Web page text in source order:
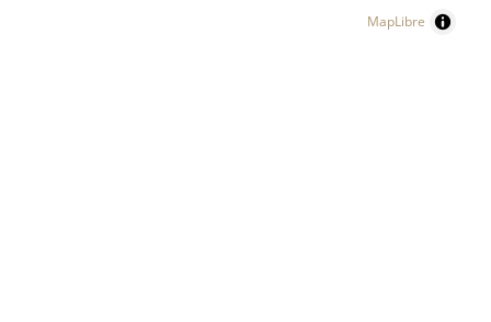
MapLibre